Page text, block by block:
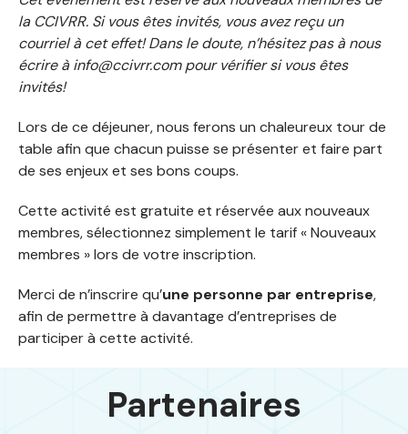
la CCIVRR. Si vous êtes invités, vous avez reçu un
courriel à cet effet! Dans le doute, n’hésitez pas à nous
écrire à info@ccivrr.compour vérifier si vous êtes
invités!
Lors de ce déjeuner, nous ferons un chaleureux tour de
table afin que chacun puisse se présenter et faire part
de ses enjeux et ses bons coups.
Cette activité est gratuite et réservée aux nouveaux
membres, sélectionnez simplement le tarif « Nouveaux
membres » lors de votre inscription.
Merci de n’inscrire qu’une personne par entreprise,
afin de permettre à davantage d’entreprises de
participer à cette activité.
Partenaires